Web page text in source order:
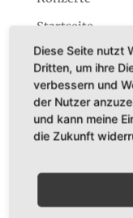
Startseite
Dr. Karl
Tel. +49 (0)160-
Fax +49 (0)2324-
Diese Seite nutzt
Dritten, um ihre
verbessern und
der Nutzer
und kann meine
die Zukunft